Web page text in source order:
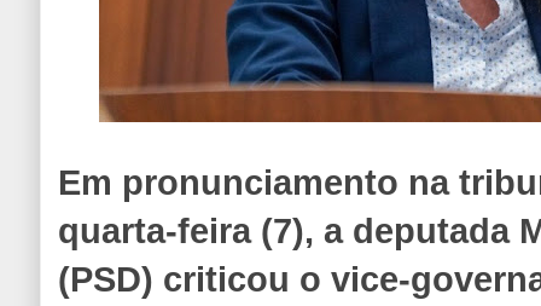
Em pronunciamento na
quarta-feira (7), a deputada
(PSD) criticou o vice-